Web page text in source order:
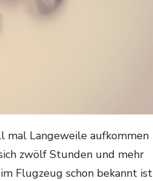
mal Langeweile aufkommen
zwölf Stunden und mehr
Flugzeug schon bekannt ist